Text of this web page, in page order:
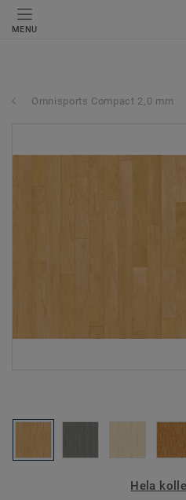
MENU
Omnisports Compact 2,0 mm
Hela